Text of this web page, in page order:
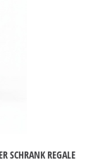
SCHRANK REGALE